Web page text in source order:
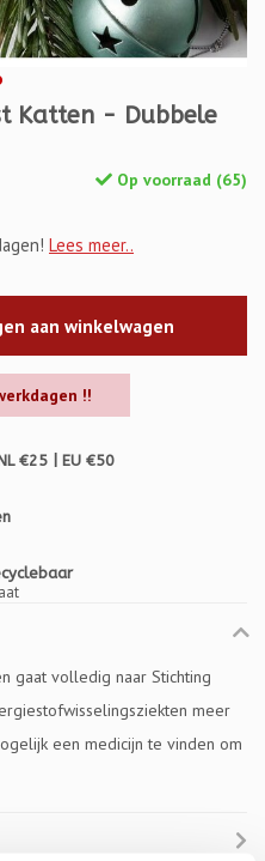
Katten - Dubbele
Op voorraad (65)
Lees meer..
aan winkelwagen
!!
€25 | EU €50
gaat volledig naar Stichting
meer
een medicijn te vinden om